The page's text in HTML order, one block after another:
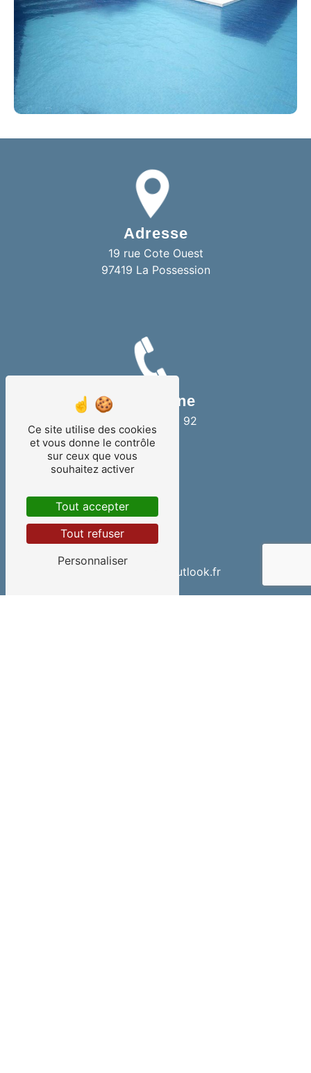
Adresse
19 rue Cote Ouest
97419 La Possession
Téléphone
06 92 08 42 92
teampiscines@outlook.fr
Ce site utilise des cookies
et vous donne le contrôle
sur ceux que vous
souhaitez activer
Tout accepter
Tout refuser
Personnaliser